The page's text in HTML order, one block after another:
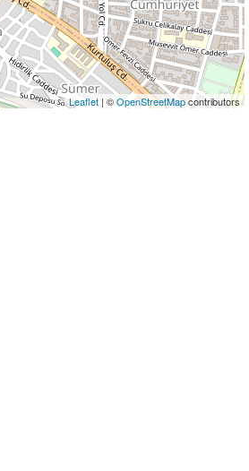
Leaflet | ©OpenStreetMapcontributors